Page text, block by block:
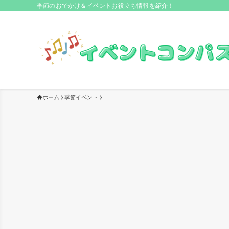
季節のおでかけ＆イベントお役立ち情報を紹介！
ホーム 季節イベント